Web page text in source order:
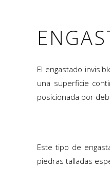
El engastado
una superficie
posicionada por
Este tipo de
piedras talladas